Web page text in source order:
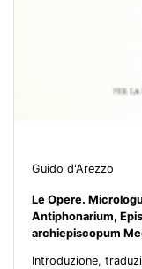
Guido d'Arezzo
Le Opere.
Antiphonarium,
archiepiscopum
Introduzione,